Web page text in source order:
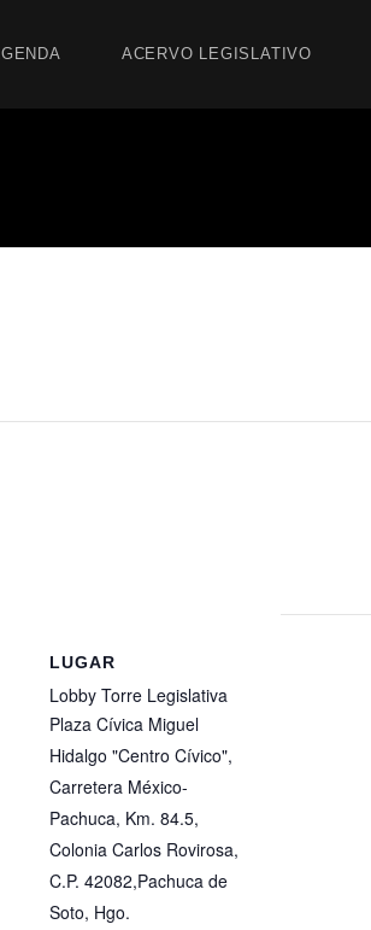
ACERVO LEGISLATIVO
LUGAR
Lobby Torre Legislativa
Plaza Cívica Miguel
Hidalgo "Centro Cívico",
Carretera México-
Pachuca, Km. 84.5,
Colonia Carlos Rovirosa,
C.P. 42082,Pachuca de
Soto, Hgo.